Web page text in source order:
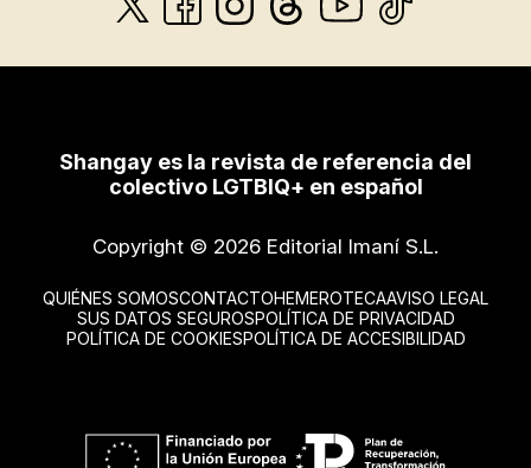
Shangay es la revista de referencia del
colectivo LGTBIQ+ en español
Copyright © 2026 Editorial Imaní S.L.
QUIÉNES SOMOSCONTACTOHEMEROTECAAVISO LEGAL
SUS DATOS SEGUROSPOLÍTICA DE PRIVACIDAD
POLÍTICA DE COOKIESPOLÍTICA DE ACCESIBILIDAD